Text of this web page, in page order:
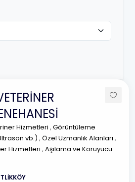
Hizmetleri , Görüntüleme
vb.) , Özel Uzmanlık Alanları ,
Hizmetleri , Aşılama ve Koruyucu